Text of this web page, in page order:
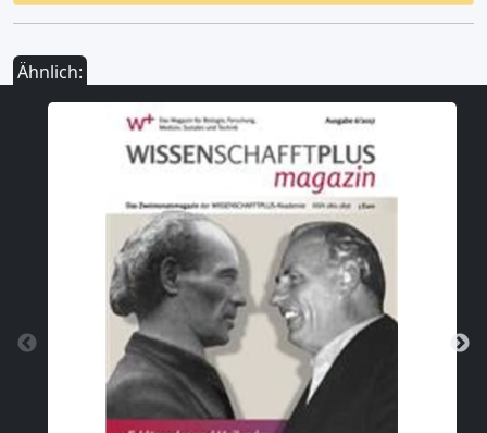
Ähnlich: